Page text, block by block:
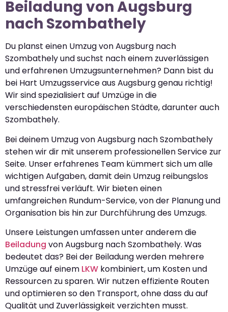
Beiladung von Augsburg
nach Szombathely
Du planst einen Umzug von Augsburg nach
Szombathely und suchst nach einem zuverlässigen
und erfahrenen Umzugsunternehmen? Dann bist du
bei Hart Umzugsservice aus Augsburg genau richtig!
Wir sind spezialisiert auf Umzüge in die
verschiedensten europäischen Städte, darunter auch
Szombathely.
Bei deinem Umzug von Augsburg nach Szombathely
stehen wir dir mit unserem professionellen Service zur
Seite. Unser erfahrenes Team kümmert sich um alle
wichtigen Aufgaben, damit dein Umzug reibungslos
und stressfrei verläuft. Wir bieten einen
umfangreichen Rundum-Service, von der Planung und
Organisation bis hin zur Durchführung des Umzugs.
Unsere Leistungen umfassen unter anderem die
Beiladung von Augsburg nach Szombathely. Was
bedeutet das? Bei der Beiladung werden mehrere
Umzüge auf einem LKW kombiniert, um Kosten und
Ressourcen zu sparen. Wir nutzen effiziente Routen
und optimieren so den Transport, ohne dass du auf
Qualität und Zuverlässigkeit verzichten musst.